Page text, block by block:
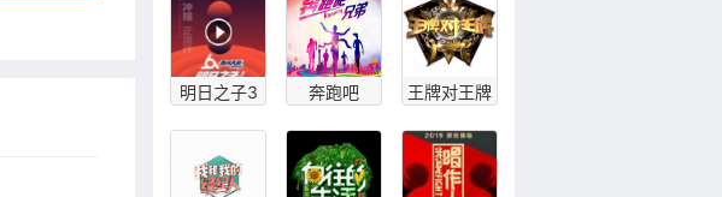
明日之子3 奔跑吧 王牌对王牌